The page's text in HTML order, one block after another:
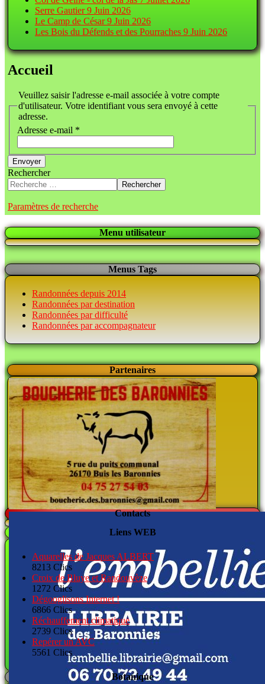
Serre Gautier9 Juin 2026
Le Camp de César9 Juin 2026
Les Bois du Défends et des Pourraches 9 Juin 2026
Accueil
Veuillez saisir l'adresse e-mail associée à votre compte
d'utilisateur. Votre identifiant vous sera envoyé à cette
adresse.
Adresse e-mail *
Envoyer
Rechercher
Rechercher
Paramètres de recherche
Menu utilisateur
Menus Tags
Randonnées depuis 2014
Randonnées par destination
Randonnées par difficulté
Randonnées par accompagnateur
Partenaires
Contacts
Liens WEB
Aquarelles de Jacques ALBERT
8213 Clics
Croix de Bluye et Randouvèze
1272 Clics
Dégooglisons Internet !
6866 Clics
Réchauffement climatique
2739 Clics
Repérer un AVC
5561 Clics
Botanique